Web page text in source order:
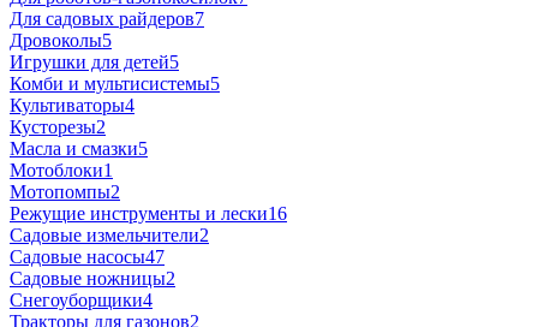
Для садовых райдеров7
Дровоколы5
Игрушки для детей5
Комби и мультисистемы5
Культиваторы4
Кусторезы2
Масла и смазки5
Мотоблоки1
Мотопомпы2
Режущие инструменты и лески16
Садовые измельчители2
Садовые насосы47
Садовые ножницы2
Снегоуборщики4
Тракторы для газонов2